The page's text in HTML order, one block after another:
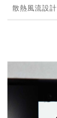
散熱風流設計